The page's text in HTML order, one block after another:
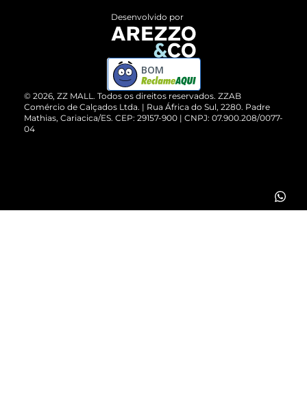
ZZ MALL é confiável
Cartão Presente
Vendas Corporativas
Devolução do Produto
Compre pelo WhatsApp
© 2026, ZZ MALL. Todos os direitos reservados. ZZAB
Comércio de Calçados Ltda. | Rua África do Sul, 2280. Padre
Mathias, Cariacica/ES. CEP: 29157-900 | CNPJ: 07.900.208/0077-
04
Desenvolvido por
BOM